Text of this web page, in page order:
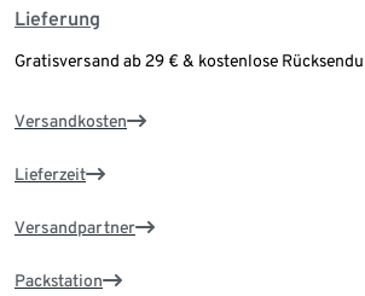
Lieferung
Gratisversand ab 29 € & kostenlose
Versandkosten
Lieferzeit
Versandpartner
Packstation